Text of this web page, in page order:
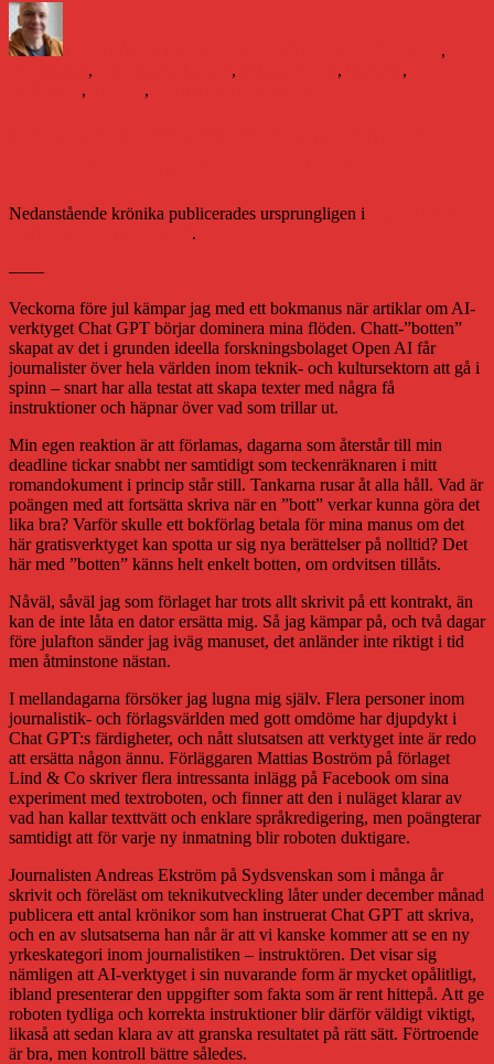
,
, , ,
,
, ,
Nedanstående krönika publicerades ursprungligen i
.
——
Veckorna före jul kämpar jag med ett bokmanus när artiklar om AI-
verktyget Chat GPT börjar dominera mina flöden. Chatt-”botten”
skapat av det i grunden ideella forskningsbolaget Open AI får
journalister över hela världen inom teknik- och kultursektorn att gå i
spinn – snart har alla testat att skapa texter med några få
instruktioner och häpnar över vad som trillar ut.
Min egen reaktion är att förlamas, dagarna som återstår till min
deadline tickar snabbt ner samtidigt som teckenräknaren i mitt
romandokument i princip står still. Tankarna rusar åt alla håll. Vad är
poängen med att fortsätta skriva när en ”bott” verkar kunna göra det
lika bra? Varför skulle ett bokförlag betala för mina manus om det
här gratisverktyget kan spotta ur sig nya berättelser på nolltid? Det
här med ”botten” känns helt enkelt botten, om ordvitsen tillåts.
Nåväl, såväl jag som förlaget har trots allt skrivit på ett kontrakt, än
kan de inte låta en dator ersätta mig. Så jag kämpar på, och två dagar
före julafton sänder jag iväg manuset, det anländer inte riktigt i tid
men åtminstone nästan.
I mellandagarna försöker jag lugna mig själv. Flera personer inom
journalistik- och förlagsvärlden med gott omdöme har djupdykt i
Chat GPT:s färdigheter, och nått slutsatsen att verktyget inte är redo
att ersätta någon ännu. Förläggaren Mattias Boström på förlaget
Lind & Co skriver flera intressanta inlägg på Facebook om sina
experiment med textroboten, och finner att den i nuläget klarar av
vad han kallar texttvätt och enklare språkredigering, men poängterar
samtidigt att för varje ny inmatning blir roboten duktigare.
Journalisten Andreas Ekström på Sydsvenskan som i många år
skrivit och föreläst om teknikutveckling låter under december månad
publicera ett antal krönikor som han instruerat Chat GPT att skriva,
och en av slutsatserna han når är att vi kanske kommer att se en ny
yrkeskategori inom journalistiken – instruktören. Det visar sig
nämligen att AI-verktyget i sin nuvarande form är mycket opålitligt,
ibland presenterar den uppgifter som fakta som är rent hittepå. Att ge
roboten tydliga och korrekta instruktioner blir därför väldigt viktigt,
likaså att sedan klara av att granska resultatet på rätt sätt. Förtroende
är bra, men kontroll bättre således.